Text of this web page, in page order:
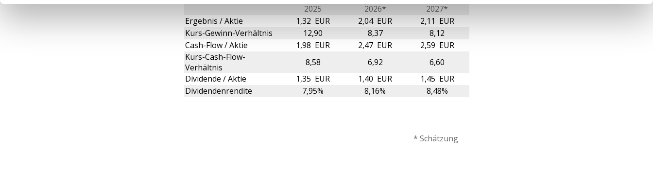
2025 2026*
2027*
Ergebnis / Aktie
1,32 EUR 2,04 EUR
2,11 EUR
Kurs-Gewinn-Verhältnis
12,90 8,37
8,12
Cash-Flow / Aktie
1,98 EUR 2,47 EUR
2,59 EUR
Kurs-Cash-Flow-
Verhältnis
8,58 6,92
6,60
Dividende / Aktie
1,35 EUR 1,40 EUR
1,45 EUR
Dividendenrendite
7,95% 8,16% 8,48%
* Schätzung